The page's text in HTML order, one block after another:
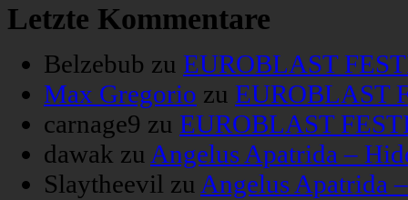
Letzte Kommentare
Belzebub zu EUROBLAST
Max Gregorio zu EUROBLAST
carnage9 zu EUROBLAST
dawak zu Angelus Apatrida –
Slaytheevil zu Angelus Apatrida